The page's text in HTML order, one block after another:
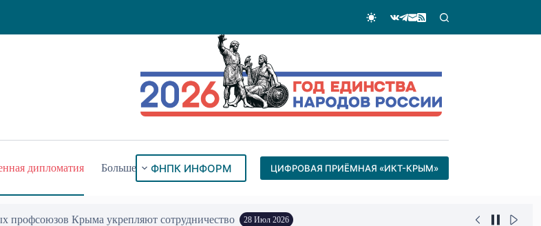
дипломатия Больше ФНПК ИНФОРМ ЦИФРОВАЯ ПРИЁМНАЯ «ИКТ-КРЫМ»
профсоюзов Крыма укрепляют сотрудничество 28 Июл 2026